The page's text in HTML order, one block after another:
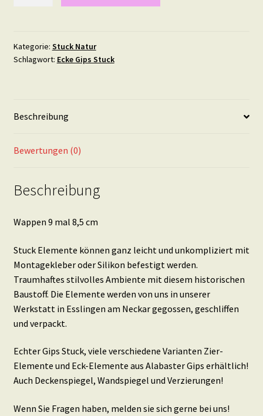
cm
Menge
Kategorie: Stuck Natur
Schlagwort: Ecke Gips Stuck
Beschreibung
Bewertungen (0)
Beschreibung
Wappen 9 mal 8,5 cm
Stuck Elemente können ganz leicht und unkompliziert mit
Montagekleber oder Silikon befestigt werden.
Traumhaftes stilvolles Ambiente mit diesem historischen
Baustoff. Die Elemente werden von uns in unserer
Werkstatt in Esslingen am Neckar gegossen, geschliffen
und verpackt.
Echter Gips Stuck, viele verschiedene Varianten Zier-
Elemente und Eck-Elemente aus Alabaster Gips erhältlich!
Auch Deckenspiegel, Wandspiegel und Verzierungen!
Wenn Sie Fragen haben, melden sie sich gerne bei uns!